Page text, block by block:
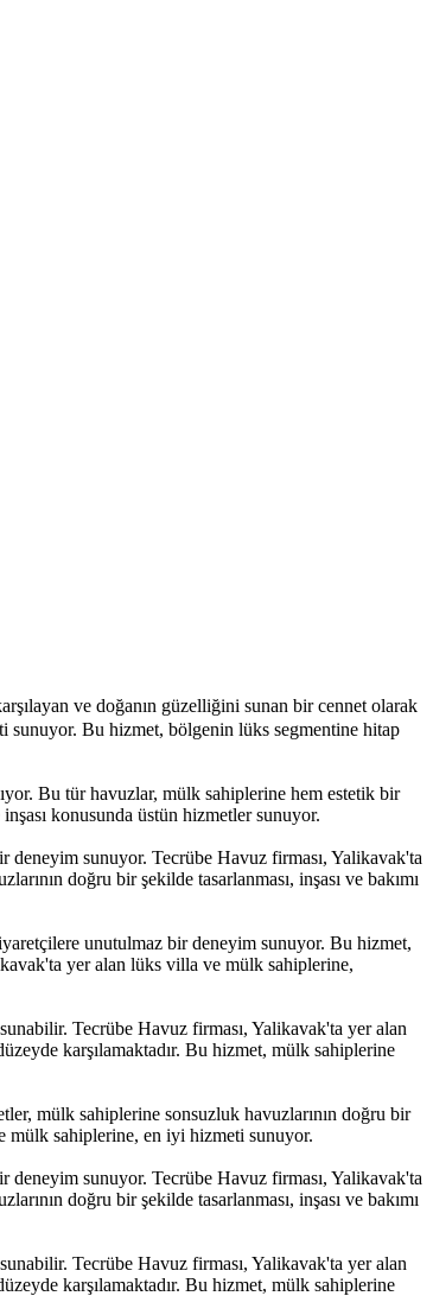
ve doğanın güzelliğini sunan bir cennet olarak
Bu hizmet, bölgenin lüks segmentine hitap
Bu tür havuzlar, mülk sahiplerine hem estetik bir
konusunda üstün hizmetler sunuyor.
sunuyor. Tecrübe Havuz firması, Yalikavak'ta
doğru bir şekilde tasarlanması, inşası ve bakımı
unutulmaz bir deneyim sunuyor. Bu hizmet,
yer alan lüks villa ve mülk sahiplerine,
Tecrübe Havuz firması, Yalikavak'ta yer alan
karşılamaktadır. Bu hizmet, mülk sahiplerine
mülk sahiplerine sonsuzluk havuzlarının doğru bir
mülk sahiplerine, en iyi hizmeti sunuyor.
sunuyor. Tecrübe Havuz firması, Yalikavak'ta
doğru bir şekilde tasarlanması, inşası ve bakımı
Tecrübe Havuz firması, Yalikavak'ta yer alan
karşılamaktadır. Bu hizmet, mülk sahiplerine